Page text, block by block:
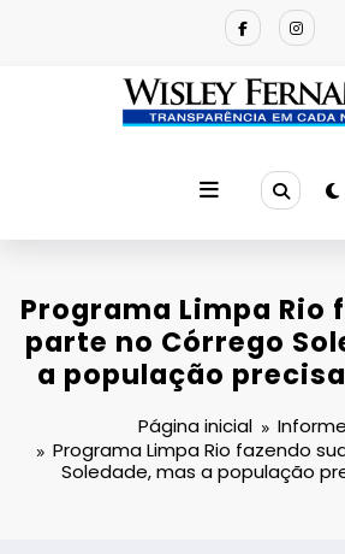
Programa Limpa Rio
parte no Córrego
a população
Página inicial
Programa Limpa Rio fazendo
Soledade, mas a população